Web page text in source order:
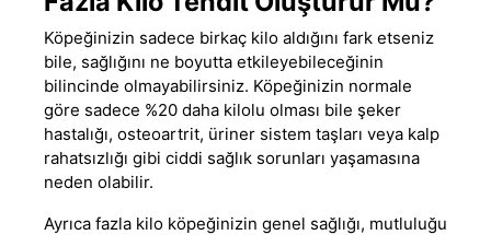
Köpeğinizin sadece birkaç kilo aldığını fark etseniz
bile, sağlığını ne boyutta etkileyebileceğinin
bilincinde olmayabilirsiniz. Köpeğinizin normale
göre sadece %20 daha kilolu olması bile şeker
hastalığı, osteoartrit, üriner sistem taşları veya kalp
rahatsızlığı gibi ciddi sağlık sorunları yaşamasına
neden olabilir.
Ayrıca fazla kilo köpeğinizin genel sağlığı, mutluluğu